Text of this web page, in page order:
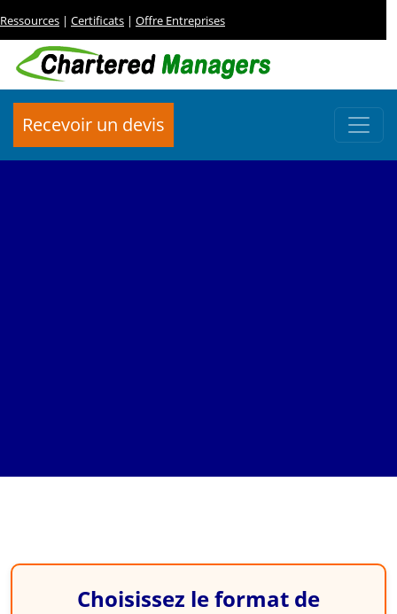
Ressources | Certificats | Offre Entreprises
Recevoir un devis
Choisissez le format de